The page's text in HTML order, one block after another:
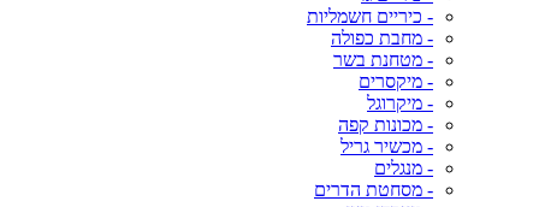
- כיריים חשמליות
- מחבת כפולה
- מטחנת בשר
- מיקסרים
- מיקרוגל
- מכונות קפה
- מכשיר גריל
- מנגלים
- מסחטת הדרים